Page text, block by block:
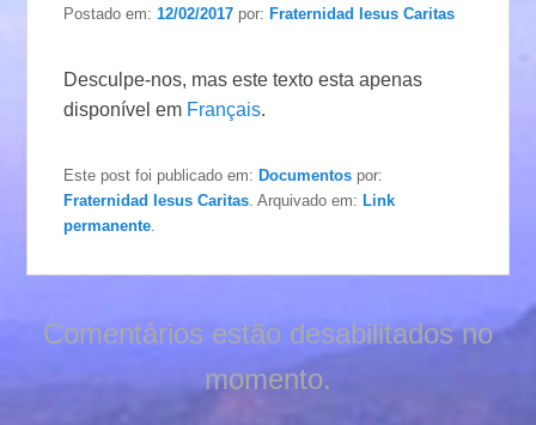
Postado em:12/02/2017 por:Fraternidad Iesus Caritas
Desculpe-nos, mas este texto esta apenas
disponível em Français.
Este post foi publicado em:Documentos por:
Fraternidad Iesus Caritas . Arquivado em:Link
permanente
Comentários estão desabilitados no
momento.